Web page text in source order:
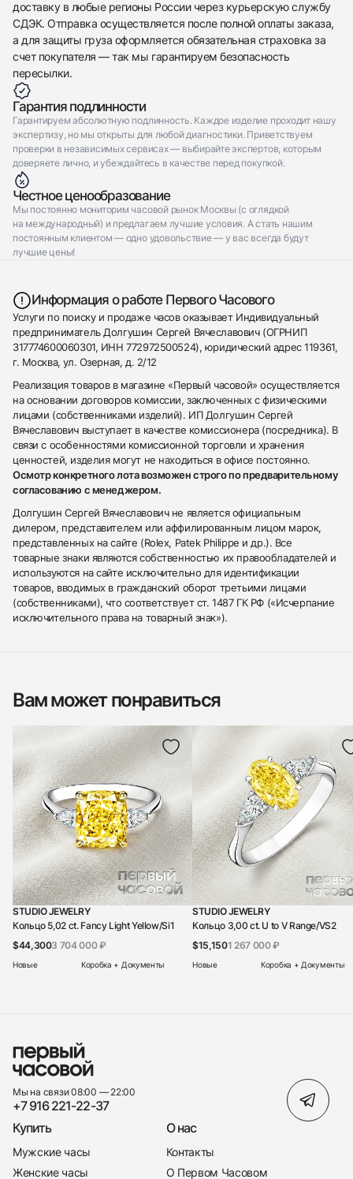
доставку в любые регионы России через курьерскую службу
СДЭК. Отправка осуществляется после полной оплаты заказа,
а для защиты груза оформляется обязательная страховка за
счет покупателя — так мы гарантируем безопасность
пересылки.
Гарантия подлинности
Гарантируем абсолютную подлинность. Каждое изделие проходит нашу
экспертизу, но мы открыты для любой диагностики. Приветствуем
проверки в независимых сервисах — выбирайте экспертов, которым
доверяете лично, и убеждайтесь в качестве перед покупкой.
Честное ценообразование
Мы постоянно мониторим часовой рынок Москвы (с оглядкой
на международный) и предлагаем лучшие условия. А стать нашим
постоянным клиентом — одно удовольствие — у вас всегда будут
лучшие цены!
Информация о работе Первого Часового
Услуги по поиску и продаже часов оказывает Индивидуальный
предприниматель Долгушин Сергей Вячеславович (ОГРНИП
317774600060301, ИНН 772972500524), юридический адрес 119361,
г. Москва, ул. Озерная, д. 2/12
Реализация товаров в магазине «Первый часовой» осуществляется
на основании договоров комиссии, заключенных с физическими
лицами (собственниками изделий). ИП Долгушин Сергей
Вячеславович выступает в качестве комиссионера (посредника). В
связи с особенностями комиссионной торговли и хранения
ценностей, изделия могут не находиться в офисе постоянно.
Осмотр конкретного лота возможен строго по предварительному
согласованию с менеджером.
Долгушин Сергей Вячеславович не является официальным
дилером, представителем или аффилированным лицом марок,
представленных на сайте (Rolex, Patek Philippe и др.). Все
товарные знаки являются собственностью их правообладателей и
используются на сайте исключительно для идентификации
товаров, вводимых в гражданский оборот третьими лицами
(собственниками), что соответствует ст. 1487 ГК РФ («Исчерпание
исключительного права на товарный знак»).
Вам может понравиться
STUDIO JEWELRY
Кольцо 5,02 ct. Fancy Light Yellow/Si1
$44,3003 704 000 ₽
Новые Коробка + Документы
STUDIO JEWELRY
Кольцо 3,00 ct. U to V Range/VS2
$15,1501 267 000 ₽
Новые Коробка + Документы
Мы на связи 08:00 — 22:00
+7 916 221-22-37
Купить
Мужские часы
Женские часы
О нас
Контакты
О Первом Часовом